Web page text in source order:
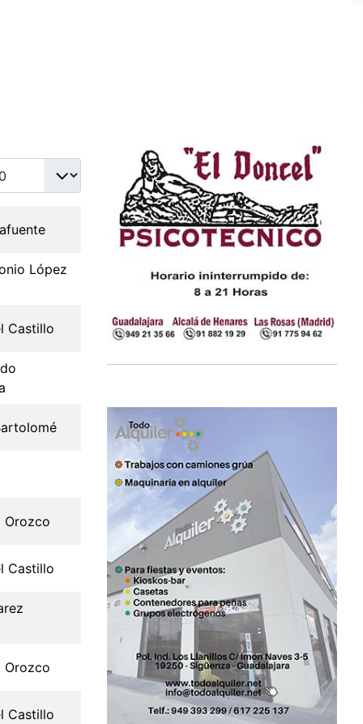
a mostrar
López
Castillo
Orozco
Castillo
Orozco
Castillo